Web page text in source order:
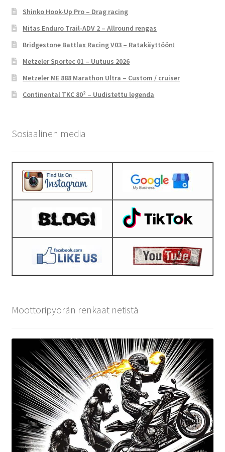
Shinko Hook-Up Pro – Drag racing
Mitas Enduro Trail-ADV 2 – Allround rengas
Bridgestone Battlax Racing V03 – Ratakäyttöön!
Metzeler Sportec 01 – Uutuus 2026
Metzeler ME 888 Marathon Ultra – Custom / cruiser
Continental TKC 80² – Uudistettu legenda
Sosiaalinen media
Moottoripyörän renkaat netistä